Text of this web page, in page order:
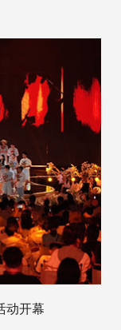
动开幕